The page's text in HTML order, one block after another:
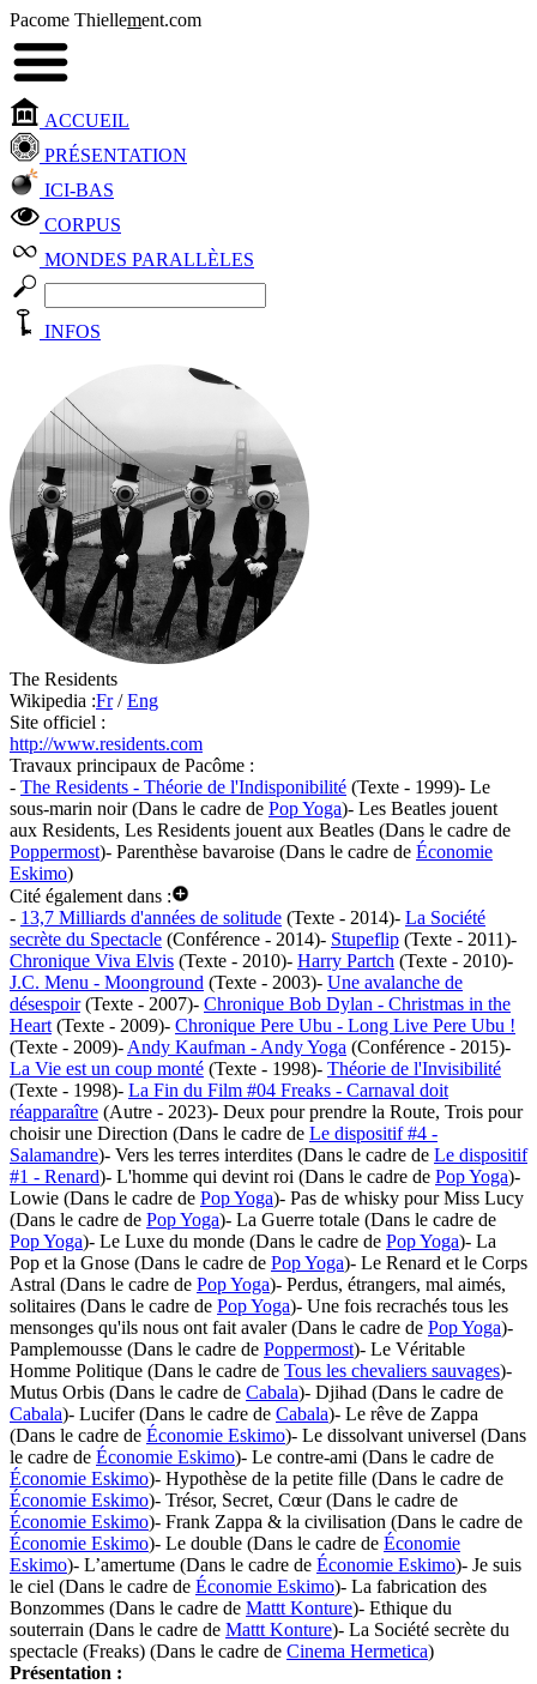
Pacome Thiellement.com
ACCUEIL
PRÉSENTATION
ICI-BAS
CORPUS
MONDES PARALLÈLES
INFOS
The Residents
Wikipedia :Fr/Eng
Site officiel :
http://www.residents.com
Travaux principaux de Pacôme :
- The Residents - Théorie de l'Indisponibilité (Texte - 1999)- Le
sous-marin noir (Dans le cadre de Pop Yoga)- Les Beatles jouent
aux Residents, Les Residents jouent aux Beatles (Dans le cadre de
Poppermost)- Parenthèse bavaroise (Dans le cadre de Économie
Eskimo)
Cité également dans :
- 13,7 Milliards d'années de solitude (Texte - 2014)- La Société
secrète du Spectacle (Conférence - 2014)- Stupeflip (Texte - 2011)-
Chronique Viva Elvis (Texte - 2010)- Harry Partch (Texte - 2010)-
J.C. Menu - Moonground (Texte - 2003)- Une avalanche de
désespoir(Texte - 2007)- Chronique Bob Dylan - Christmas in the
Heart (Texte - 2009)- Chronique Pere Ubu - Long Live Pere Ubu !
(Texte - 2009)- Andy Kaufman - Andy Yoga (Conférence - 2015)-
La Vie est un coup monté (Texte - 1998)- Théorie de l'Invisibilité
(Texte - 1998)- La Fin du Film #04 Freaks - Carnaval doit
réapparaître (Autre - 2023)- Deux pour prendre la Route, Trois pour
choisir une Direction (Dans le cadre de Le dispositif #4 -
Salamandre)- Vers les terres interdites (Dans le cadre de Le dispositif
#1 - Renard)- L'homme qui devint roi (Dans le cadre de Pop Yoga)-
Lowie (Dans le cadre de Pop Yoga)- Pas de whisky pour Miss Lucy
(Dans le cadre de Pop Yoga)- La Guerre totale (Dans le cadre de
Pop Yoga)- Le Luxe du monde (Dans le cadre de Pop Yoga)- La
Pop et la Gnose (Dans le cadre de Pop Yoga)- Le Renard et le Corps
Astral (Dans le cadre de Pop Yoga)- Perdus, étrangers, mal aimés,
solitaires (Dans le cadre de Pop Yoga)- Une fois recrachés tous les
mensonges qu'ils nous ont fait avaler (Dans le cadre de Pop Yoga)-
Pamplemousse (Dans le cadre de Poppermost)- Le Véritable
Homme Politique (Dans le cadre de Tous les chevaliers sauvages)-
Mutus Orbis (Dans le cadre de Cabala)- Djihad (Dans le cadre de
Cabala)- Lucifer (Dans le cadre de Cabala)- Le rêve de Zappa
(Dans le cadre de Économie Eskimo)- Le dissolvant universel (Dans
le cadre de Économie Eskimo)- Le contre-ami (Dans le cadre de
Économie Eskimo)- Hypothèse de la petite fille (Dans le cadre de
Économie Eskimo)- Trésor, Secret, Cœur (Dans le cadre de
Économie Eskimo)- Frank Zappa & la civilisation (Dans le cadre de
Économie Eskimo)- Le double (Dans le cadre de Économie
Eskimo)- L’amertume (Dans le cadre de Économie Eskimo)- Je suis
le ciel (Dans le cadre de Économie Eskimo)- La fabrication des
Bonzommes (Dans le cadre de Mattt Konture)- Ethique du
souterrain (Dans le cadre de Mattt Konture)- La Société secrète du
spectacle (Freaks) (Dans le cadre de Cinema Hermetica)
Présentation :